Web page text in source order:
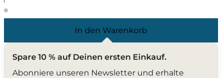
In den Warenkorb
Spare 10 % auf Deinen ersten Einkauf.
Abonniere unseren Newsletter und erhalte